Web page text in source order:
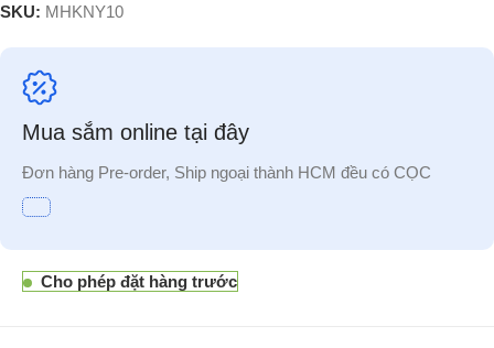
SKU: MHKNY10
Mua sắm online tại đây
Đơn hàng Pre-order, Ship ngoại thành HCM đều có CỌC
Cho phép đặt hàng trước